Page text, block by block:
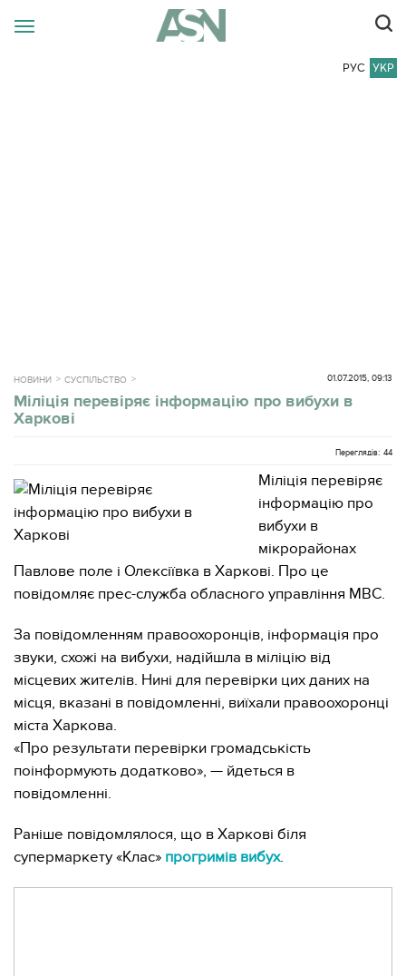
РУС УКР
НОВИНИ СУСПІЛЬСТВО 01.07.2015, 09:13
Міліція перевіряє інформацію про вибухи в
Харкові
Переглядів: 44
Міліція перевіряє
інформацію про
вибухи в
мікрорайонах
Павлове поле і Олексіївка в Харкові. Про це
повідомляє прес-служба обласного управління МВС.
За повідомленням правоохоронців, інформація про
звуки, схожі на вибухи, надійшла в міліцію від
місцевих жителів. Нині для перевірки цих даних на
місця, вказані в повідомленні, виїхали правоохоронці
міста Харкова.
«Про результати перевірки громадськість
поінформують додатково», — йдеться в
повідомленні.
Раніше повідомлялося, що в Харкові біля
супермаркету «Клас» прогримів вибух.